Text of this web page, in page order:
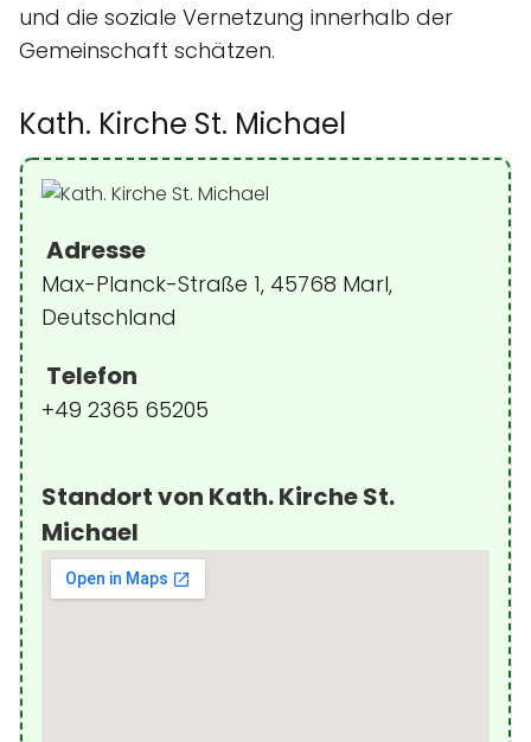
und die soziale Vernetzung innerhalb der
Gemeinschaft schätzen.
Kath. Kirche St. Michael
Adresse
Max-Planck-Straße 1, 45768 Marl,
Deutschland
Telefon
+49 2365 65205
Standort von Kath. Kirche St.
Michael